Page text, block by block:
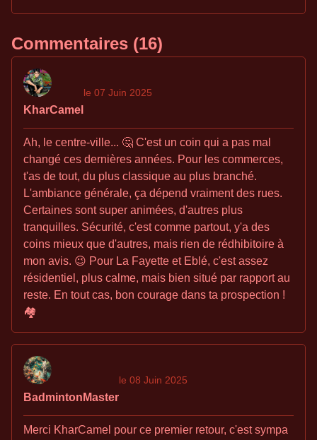
Commentaires (16)
KharCamel
le 07 Juin 2025
Ah, le centre-ville... 🤔 C'est un coin qui a pas mal
changé ces dernières années. Pour les commerces,
t'as de tout, du plus classique au plus branché.
L'ambiance générale, ça dépend vraiment des rues.
Certaines sont super animées, d'autres plus
tranquilles. Sécurité, c'est comme partout, y'a des
coins mieux que d'autres, mais rien de rédhibitoire à
mon avis. 😉 Pour La Fayette et Eblé, c'est assez
résidentiel, plus calme, mais bien situé par rapport au
reste. En tout cas, bon courage dans ta prospection !
🏘️
BadmintonMaster
le 08 Juin 2025
Merci KharCamel pour ce premier retour, c'est sympa